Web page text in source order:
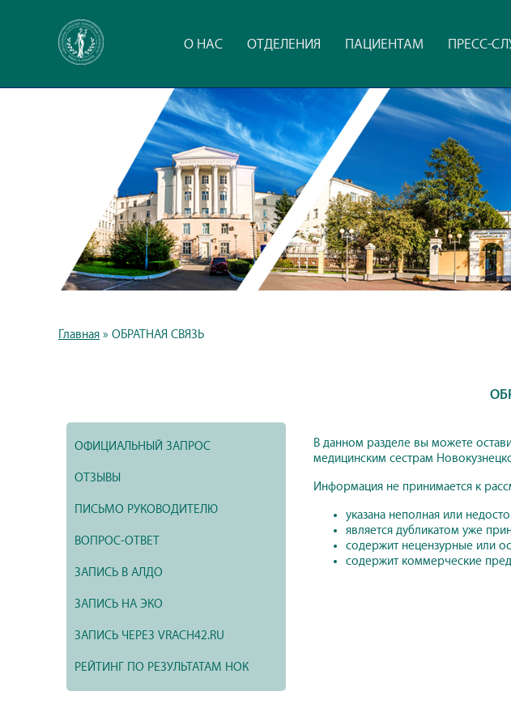
О НАС ОТДЕЛЕНИЯ ПАЦИЕНТАМ ПРЕСС-
Главная » ОБРАТНАЯ СВЯЗЬ
ОФИЦИАЛЬНЫЙ ЗАПРОС
ОТЗЫВЫ
ПИСЬМО РУКОВОДИТЕЛЮ
ВОПРОС-ОТВЕТ
ЗАПИСЬ В АЛДО
ЗАПИСЬ НА ЭКО
ЗАПИСЬ ЧЕРЕЗ VRACH42.RU
РЕЙТИНГ ПО РЕЗУЛЬТАТАМ НОК
В данном разделе вы можете
медицинским сестрам
Информация не принимается к
указана неполная или
является дубликатом уже
содержит нецензурные или
содержит коммерческие